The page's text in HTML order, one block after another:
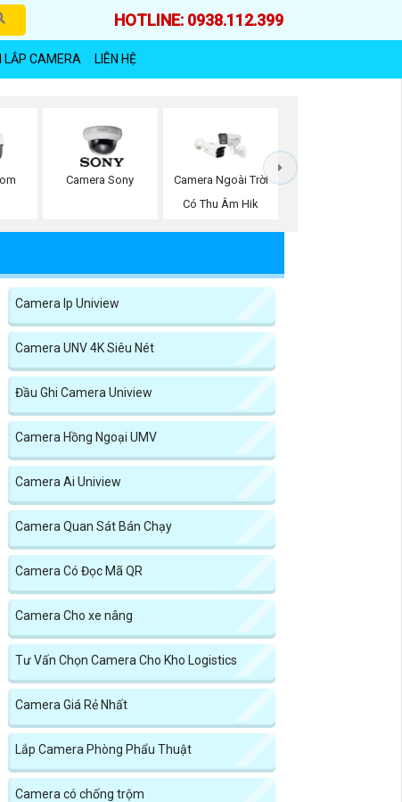
HOTLINE: 0938.112.399
LẮP CAMERA LIÊN HỆ
Camera Sony
Camera Ngoài Trời
Có Thu Âm Hik
Camera Ip Uniview
Camera UNV 4K Siêu Nét
Đầu Ghi Camera Uniview
Camera Hồng Ngoại UMV
Camera Ai Uniview
Camera Quan Sát Bán Chạy
Camera Có Đọc Mã QR
Camera Cho xe nâng
Tư Vấn Chọn Camera Cho Kho Logistics
Camera Giá Rẻ Nhất
Lắp Camera Phòng Phẩu Thuật
Camera có chống trộm